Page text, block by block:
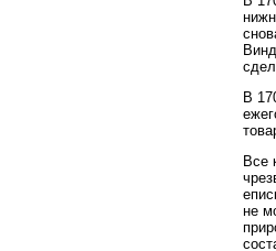
В
Все
не